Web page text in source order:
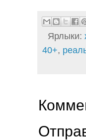
Ярлыки:
40+,